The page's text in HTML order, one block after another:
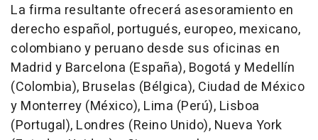
La firma resultante ofrecerá asesoramiento en
derecho español, portugués, europeo, mexicano,
colombiano y peruano desde sus oficinas en
Madrid y Barcelona (España), Bogotá y Medellín
(Colombia), Bruselas (Bélgica), Ciudad de México
y Monterrey (México), Lima (Perú), Lisboa
(Portugal), Londres (Reino Unido), Nueva York